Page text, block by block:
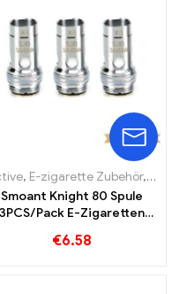
, E-zigarette Zubehör,
Smoant Knight 80 Spule
3PCS/Pack E-Zigaretten
€6.58